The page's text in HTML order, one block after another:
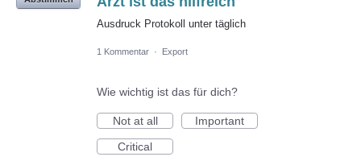
Ausdruck Protokoll unter täglich
1 Kommentar · Export
Wie wichtig ist das für dich?
Not at all
Important
Critical